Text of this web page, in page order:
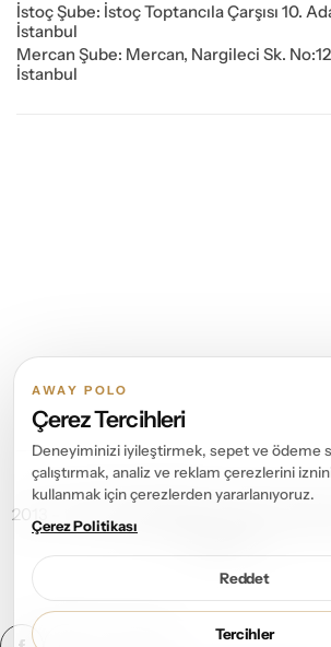
İstoç Şube: İstoç Toptancıla Çarşısı 10.
İstanbul
Mercan Şube: Mercan, Nargileci Sk.
İstanbul
2013 – 2026 ©
AWAY POLO
Çerez Tercihleri
Deneyiminizi iyileştirmek, sepet ve ödeme
çalıştırmak, analiz ve reklam çerezlerini
kullanmak için çerezlerden yararlanıyoruz.
Çerez Politikası
Reddet
Tercihler